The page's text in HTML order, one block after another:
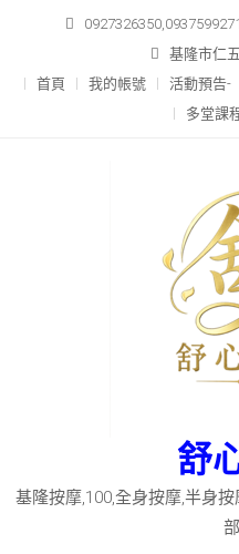
content
0927326350,0937599271
基隆市仁
首頁
我的帳號 活動預告-
多堂課
舒
基隆按摩,100,全身按摩,半身